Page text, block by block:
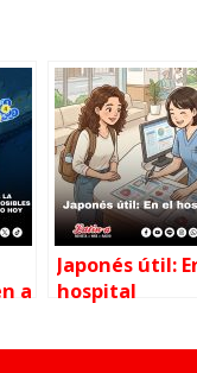
a
Japonés útil:
hospital